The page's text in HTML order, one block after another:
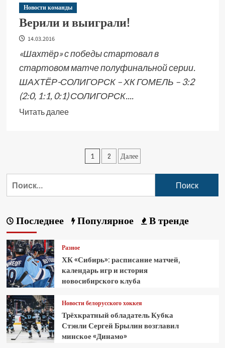
Новости команды
Верили и выиграли!
14.03.2016
«Шахтёр» с победы стартовал в
стартовом матче полуфинальной серии.
ШАХТЁР-СОЛИГОРСК – ХК ГОМЕЛЬ – 3:2
(2:0, 1:1, 0:1) СОЛИГОРСК....
Читать далее
1 2 Далее
Последнее Популярное В тренде
Разное
ХК «Сибирь»: расписание матчей,
календарь игр и история
новосибирского клуба
Новости белорусского хоккея
Трёхкратный обладатель Кубка
Стэнли Сергей Брылин возглавил
минское «Динамо»